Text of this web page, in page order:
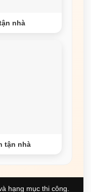
nhà
tận nhà
hạng mục thi công.